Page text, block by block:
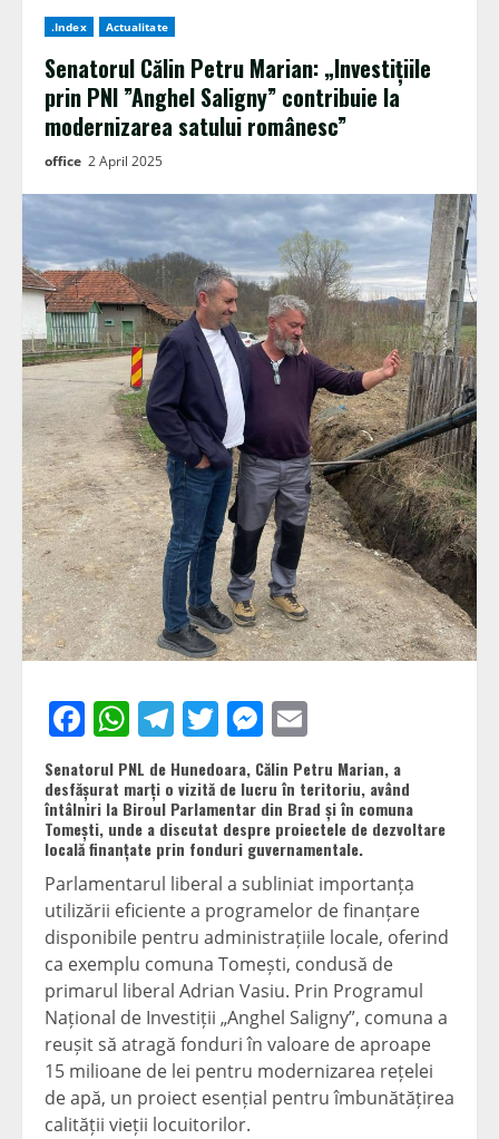
.Index Actualitate
Senatorul Călin Petru Marian: „Investițiile
prin PNI ”Anghel Saligny” contribuie la
modernizarea satului românesc”
office 2 April 2025
Facebook
WhatsApp
Telegram
TwitterMessenger
Senatorul PNL de Hunedoara, Călin Petru Marian, a
desfășurat marți o vizită de lucru în teritoriu, având
întâlniri la Biroul Parlamentar din Brad și în comuna
Tomești, unde a discutat despre proiectele de dezvoltare
locală finanțate prin fonduri guvernamentale.
Parlamentarul liberal a subliniat importanța
utilizării eficiente a programelor de finanțare
disponibile pentru administrațiile locale, oferind
ca exemplu comuna Tomești, condusă de
primarul liberal Adrian Vasiu. Prin Programul
Național de Investiții „Anghel Saligny”, comuna a
reușit să atragă fonduri în valoare de aproape
15 milioane de lei pentru modernizarea rețelei
de apă, un proiect esențial pentru îmbunătățirea
calității vieții locuitorilor.